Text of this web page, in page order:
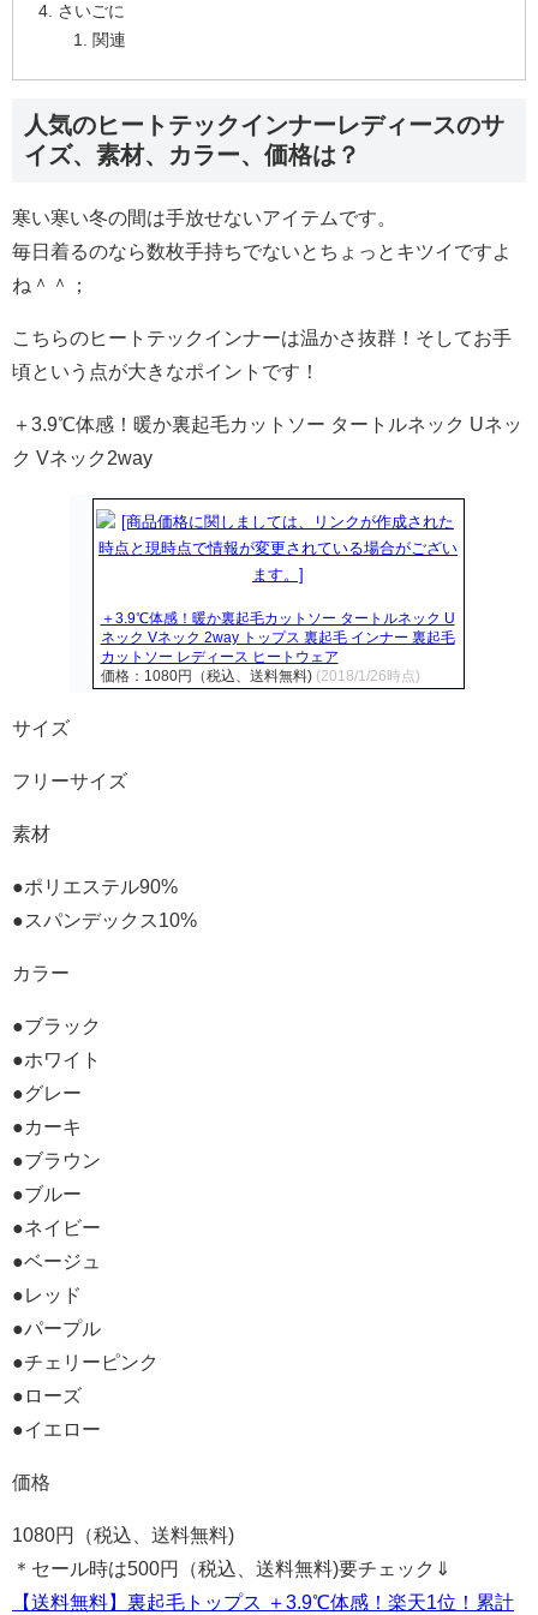
さいごに
関連
人気のヒートテックインナーレディースのサ
イズ、素材、カラー、価格は？
寒い寒い冬の間は手放せないアイテムです。
毎日着るのなら数枚手持ちでないとちょっとキツイですよ
ね＾＾；
こちらのヒートテックインナーは温かさ抜群！そしてお手
頃という点が大きなポイントです！
＋3.9℃体感！暖か裏起毛カットソー タートルネック Uネッ
ク Vネック2way
＋3.9℃体感！暖か裏起毛カットソー タートルネック U
ネック Vネック 2way トップス 裏起毛 インナー 裏起毛
カットソー レディース ヒートウェア
価格：1080円（税込、送料無料) (2018/1/26時点)
サイズ
フリーサイズ
素材
●ポリエステル90%
●スパンデックス10%
カラー
●ブラック
●ホワイト
●グレー
●カーキ
●ブラウン
●ブルー
●ネイビー
●ベージュ
●レッド
●パープル
●チェリーピンク
●ローズ
●イエロー
価格
1080円（税込、送料無料)
＊セール時は500円（税込、送料無料)要チェック⇓
【送料無料】裏起毛トップス ＋3.9℃体感！楽天1位！累計